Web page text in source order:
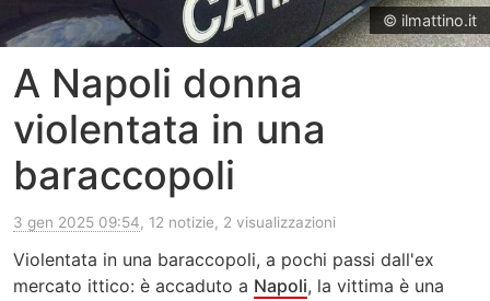
© ilmattino.it
A Napoli donna
violentata in una
baraccopoli
3 gen 2025 09:54, 12 notizie, 2 visualizzazioni
Violentata in una baraccopoli, a pochi passi dall'ex
mercato ittico: è accaduto a Napoli, la vittima è una